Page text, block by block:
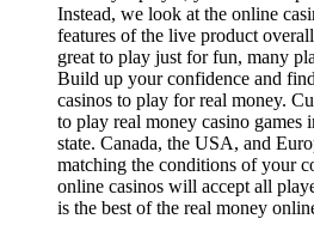
Instead, we look at the online
features of the live product
great to play just for fun, many
Build up your confidence and
casinos to play for real money.
to play real money casino
state. Canada, the USA, and
matching the conditions of your
online casinos will accept all
is the best of the real money